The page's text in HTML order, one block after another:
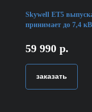
Skywell ET5
принимает до 7,4
59 990 р.
заказать